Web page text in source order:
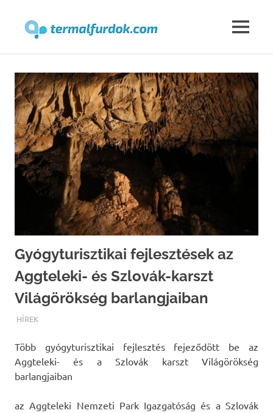
content
MENU
Gyógyturisztikai fejlesztések az
Aggteleki- és Szlovák-karszt
Világörökség barlangjaiban
TERMALFURDOK.COM
HÍREK
Több gyógyturisztikai fejlesztés fejeződött be az
Aggteleki- és a Szlovák karszt Világörökség
barlangjaiban
az Aggteleki Nemzeti Park Igazgatóság és a Szlovák